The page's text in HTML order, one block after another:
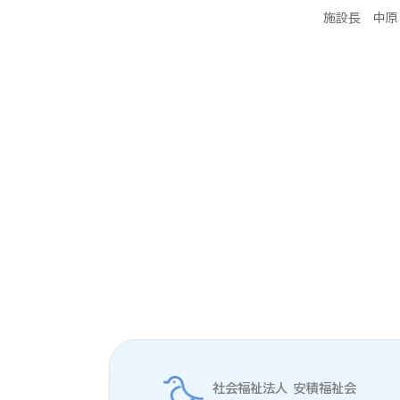
施設長 中
社会福祉法人 安積福祉会